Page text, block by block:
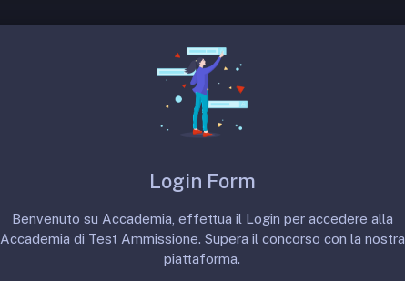
Prove Precedenti
Login Form
Benvenuto su Accademia, effettua il Login per accedere alla
Accademia di Test Ammissione. Supera il concorso con la nostra
piattaforma.